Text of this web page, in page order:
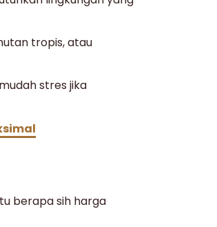
tropis, atau
stres jika
berapa sih harga